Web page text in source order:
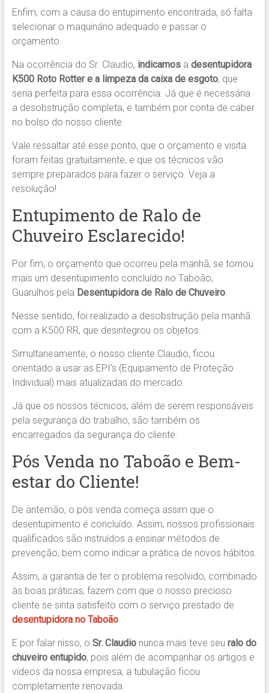
Enfim, com a causa do entupimento encontrada, só falta
selecionar o maquinário adequado e passar o
orçamento.
Na ocorrência do Sr. Claudio, indicamosa desentupidora
K500 Roto Rotter e a limpeza da caixa de esgoto, que
seria perfeita para essa ocorrência. Já que é necessária
a desobstrução completa, e também por conta de caber
no bolso do nosso cliente.
Vale ressaltar até esse ponto, que o orçamento e visita
foram feitas gratuitamente, e que os técnicos vão
sempre preparados para fazer o serviço. Veja a
resolução!
Entupimento de Ralo de
Chuveiro Esclarecido!
Por fim, o orçamento que ocorreu pela manhã, se tornou
mais um desentupimento concluído no Taboão,
Guarulhos pela Desentupidora de Ralo de Chuveiro.
Nesse sentido, foi realizado a desobstrução pela manhã
com a K500 RR, que desintegrou os objetos.
Simultaneamente, o nosso cliente Claudio, ficou
orientado a usar as EPI’s (Equipamento de Proteção
Individual) mais atualizadas do mercado.
Já que os nossos técnicos, além de serem responsáveis
pela segurança do trabalho, são também os
encarregados da segurança do cliente.
Pós Venda no Taboão e Bem-
estar do Cliente!
De antemão, o pós venda começa assim que o
desentupimento é concluído. Assim, nossos profissionais
qualificados são instruídos a ensinar métodos de
prevenção, bem como indicar a prática de novos hábitos.
Assim, a garantia de ter o problema resolvido, combinado
às boas práticas, fazem com que o nosso precioso
cliente se sinta satisfeito com o serviço prestado de
desentupidora no Taboão.
E por falar nisso, o Sr. Claudionunca mais teve seu ralo do
chuveiro entupido, pois além de acompanhar os artigos e
vídeos da nossa empresa, a tubulação ficou
completamente renovada.